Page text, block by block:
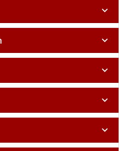
expand_more
expand_more
expand_more
expand_more
expand_more